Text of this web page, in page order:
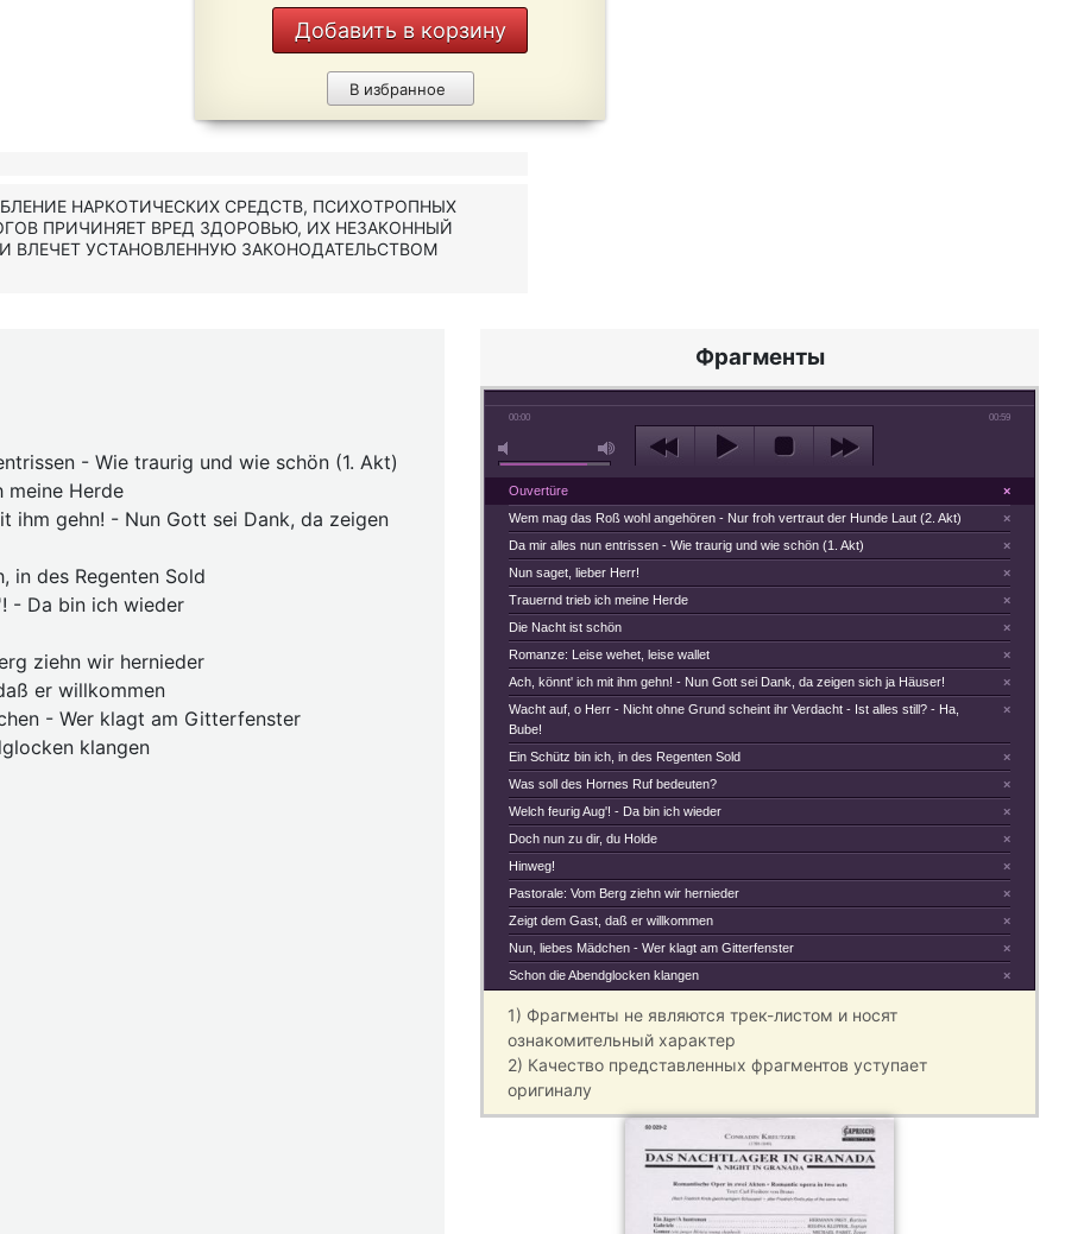
Добавить в корзину
В избранное
НАРКОТИЧЕСКИХ СРЕДСТВ, ПСИХОТРОПНЫХ
ПРИЧИНЯЕТ ВРЕД ЗДОРОВЬЮ, ИХ НЕЗАКОННЫЙ
ВЛЕЧЕТ УСТАНОВЛЕННУЮ ЗАКОНОДАТЕЛЬСТВОМ
- Wie traurig und wie schön (1. Akt)
meine Herde
ihm gehn! - Nun Gott sei Dank, da zeigen
in des Regenten Sold
- Da bin ich wieder
ziehn wir hernieder
er willkommen
- Wer klagt am Gitterfenster
klangen
Фрагменты
00:00 00:59
×
Ouvertüre
×
Wem mag das Roß wohl angehören - Nur froh vertraut der Hunde Laut (2. Akt)
×
Da mir alles nun entrissen - Wie traurig und wie schön (1. Akt)
×
Nun saget, lieber Herr!
×
Trauernd trieb ich meine Herde
×
Die Nacht ist schön
×
Romanze: Leise wehet, leise wallet
×
Ach, könnt' ich mit ihm gehn! - Nun Gott sei Dank, da zeigen sich ja Häuser!
×
Wacht auf, o Herr - Nicht ohne Grund scheint ihr Verdacht - Ist alles still? - Ha,
Bube!
×
Ein Schütz bin ich, in des Regenten Sold
×
Was soll des Hornes Ruf bedeuten?
×
Welch feurig Aug'! - Da bin ich wieder
×
Doch nun zu dir, du Holde
×
Hinweg!
×
Pastorale: Vom Berg ziehn wir hernieder
×
Zeigt dem Gast, daß er willkommen
×
Nun, liebes Mädchen - Wer klagt am Gitterfenster
×
Schon die Abendglocken klangen
1) Фрагменты не являются трек-листом и носят
ознакомительный характер
2) Качество представленных фрагментов уступает
оригиналу